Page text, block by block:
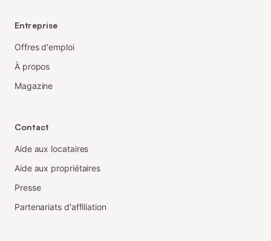
Entreprise
Offres d'emploi
À propos
Magazine
Contact
Aide aux locataires
Aide aux propriétaires
Presse
Partenariats d'affiliation